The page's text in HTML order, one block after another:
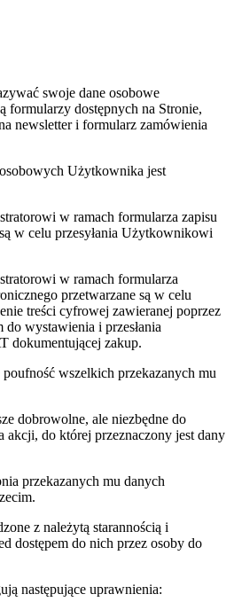
swoje dane osobowe
formularzy dostępnych na Stronie,
newsletter i formularz zamówienia
Użytkownika jest
w ramach formularza zapisu
w celu przesyłania Użytkownikowi
w ramach formularza
przetwarzane są w celu
treści cyfrowej zawieranej poprzez
wystawienia i przesłania
dokumentującej zakup.
wszelkich przekazanych mu
dobrowolne, ale niezbędne do
do której przeznaczony jest dany
przekazanych mu danych
z należytą starannością i
dostępem do nich przez osoby do
następujące uprawnienia: